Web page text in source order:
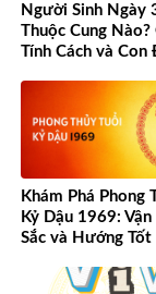
Người Sinh Ngày
Thuộc Cung Nào?
Tính Cách và
Khám Phá Phong
Kỷ Dậu 1969:
Sắc và Hướng